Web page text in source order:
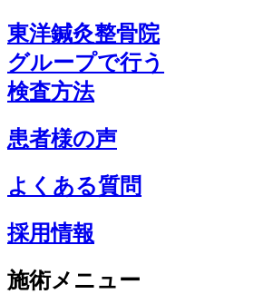
東洋鍼灸整骨院
グループで行う
検査方法
患者様の声
よくある質問
採用情報
施術メニュー